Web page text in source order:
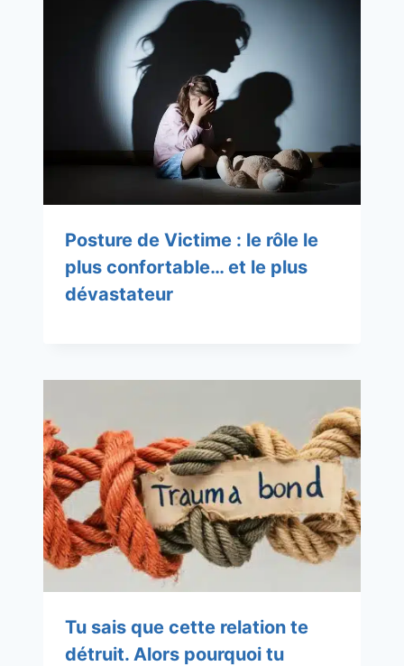
Posture de Victime : le rôle le
plus confortable… et le plus
dévastateur
Tu sais que cette relation te
détruit. Alors pourquoi tu